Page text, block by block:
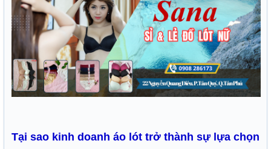
Tại sao kinh doanh áo lót trở thành sự lựa chọn